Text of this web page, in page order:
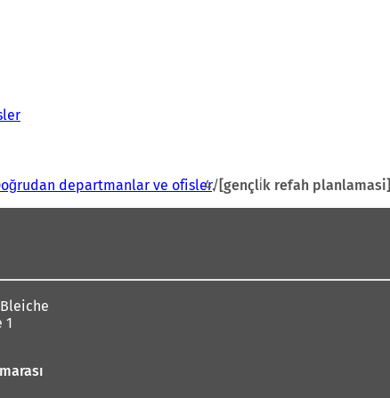
departmanlar ve ofisler [gençli̇k refah planlamasi]
1